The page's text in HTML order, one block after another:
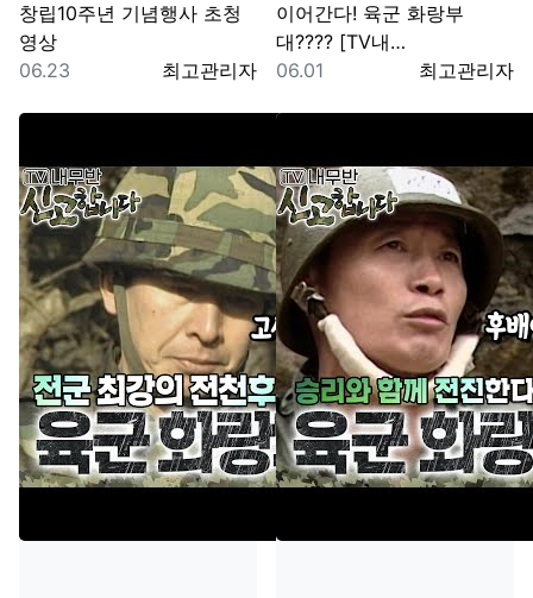
창립10주년 기념행사 초청
영상
등록자
최고관리자
등록일
06.23
이어간다! 육군 화랑부
대???? [TV내…
등록자
최고관리자
등록일
06.01